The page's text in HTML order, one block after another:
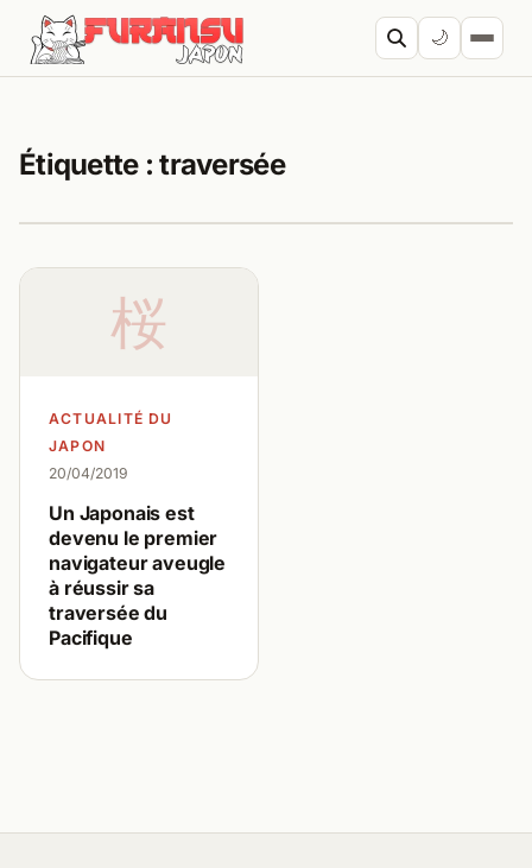
Aller au contenu
🌙
Étiquette :traversée
桜
ACTUALITÉ DU
JAPON
20/04/2019
Un Japonais est
devenu le premier
navigateur aveugle
à réussir sa
traversée du
Pacifique